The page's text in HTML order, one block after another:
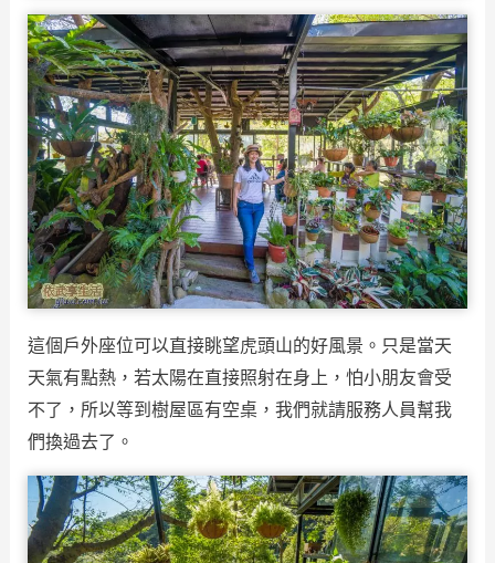
這個戶外座位可以直接眺望虎頭山的好風景。只是當天
天氣有點熱，若太陽在直接照射在身上，怕小朋友會受
不了，所以等到樹屋區有空桌，我們就請服務人員幫我
們換過去了。